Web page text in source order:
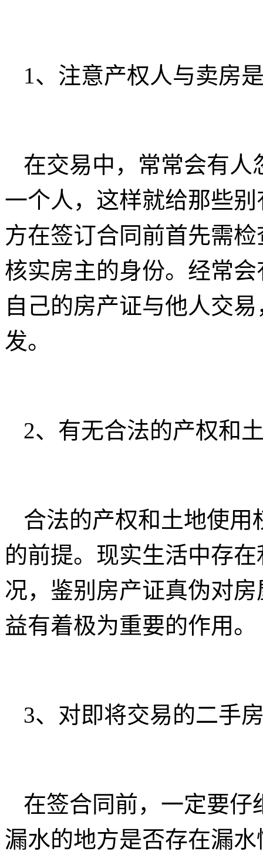
1、注意产权人与卖房
在交易中，常常会有人
一个人，这样就给那些
方在签订合同前首先需
核实房主的身份。经常
自己的房产证与他人交
发。
2、有无合法的产权和
合法的产权和土地使用
的前提。现实生活中存
况，鉴别房产证真伪对
益有着极为重要的作用。
3、对即将交易的二手
在签合同前，一定要仔
漏水的地方是否存在漏